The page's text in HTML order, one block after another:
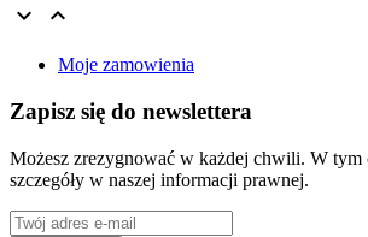
 
Moje zamowienia
Zapisz się do newslettera
Możesz zrezygnować w każdej chwili. W tym
szczegóły w naszej informacji prawnej.